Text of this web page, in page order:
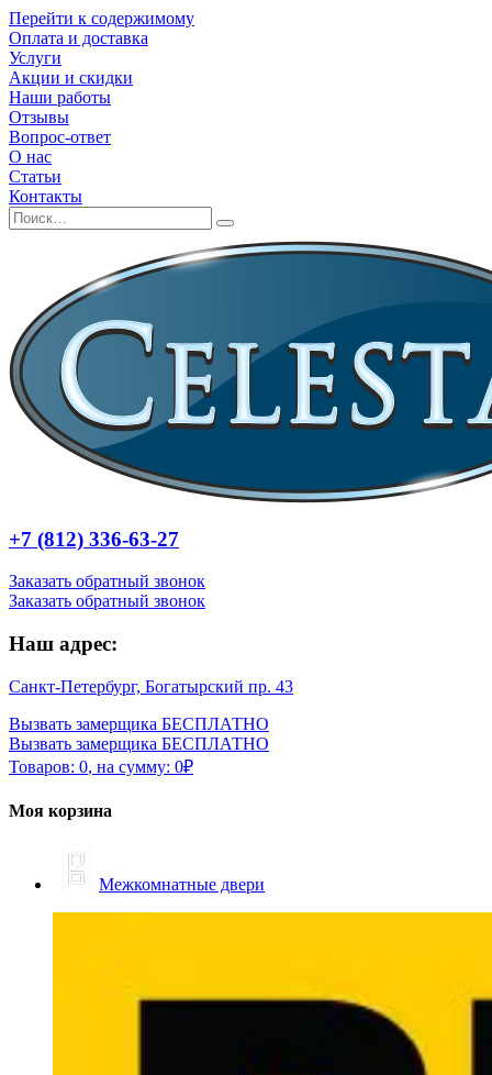
Перейти к содержимому
Оплата и доставка
Услуги
Акции и скидки
Наши работы
Отзывы
Вопрос-ответ
О нас
Статьи
Контакты
+7 (812) 336-63-27
Заказать обратный звонок
Заказать обратный звонок
Наш адрес:
Санкт-Петербург, Богатырский пр. 43
Вызвать замерщика БЕСПЛАТНО
Вызвать замерщика БЕСПЛАТНО
Товаров: 0, на сумму: 0₽
Моя корзина
Межкомнатные двери